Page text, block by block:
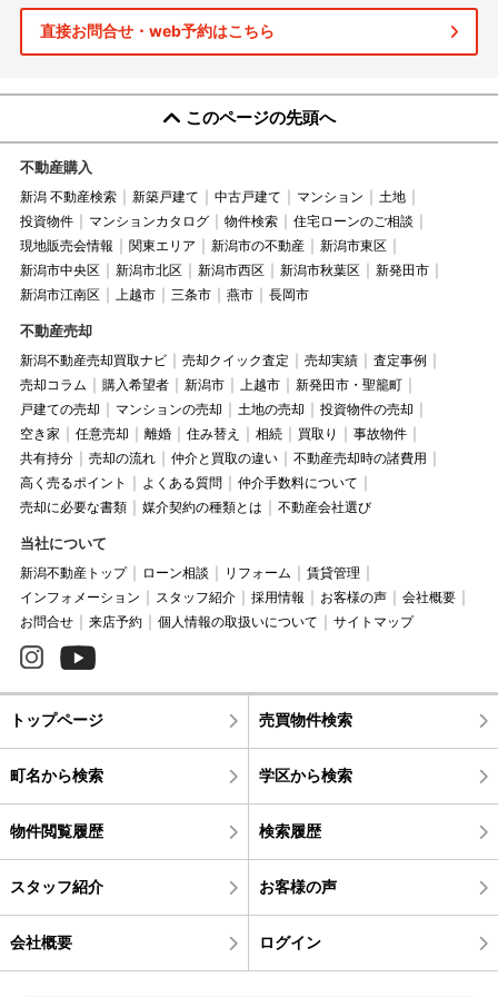
直接お問合せ・web予約はこちら
このページの先頭へ
不動産購入
新潟 不動産検索 新築戸建て 中古戸建て マンション
土地
投資物件
マンションカタログ 物件検索
住宅ローンのご相談
現地販売会情報
関東エリア 新潟市の不動産
新潟市東区
新潟市中央区
新潟市北区 新潟市西区 新潟市秋葉区
新発田市
新潟市江南区
上越市 三条市 燕市 長岡市
不動産売却
新潟不動産売却買取ナビ 売却クイック査定 売却実績
査定事例
売却コラム
購入希望者 新潟市 上越市
新発田市・聖籠町
戸建ての売却
マンションの売却 土地の売却
投資物件の売却
空き家
任意売却 離婚 住み替え 相続 買取り
事故物件
共有持分
売却の流れ 仲介と買取の違い
不動産売却時の諸費用
高く売るポイント
よくある質問
仲介手数料について
売却に必要な書類
媒介契約の種類とは 不動産会社選び
当社について
新潟不動産トップ ローン相談 リフォーム
賃貸管理
インフォメーション
スタッフ紹介 採用情報 お客様の声
会社概要
お問合せ
来店予約 個人情報の取扱いについて サイトマップ
トップページ 売買物件検索
町名から検索 学区から検索
物件閲覧履歴 検索履歴
スタッフ紹介 お客様の声
会社概要 ログイン